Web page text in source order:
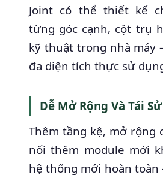
Joint có thể thiết kế
từng góc cạnh, cột trụ
kỹ thuật trong nhà
đa diện tích thực sử
Dễ Mở Rộng Và Tái
Thêm tầng kệ, mở rộng
nối thêm module mới
hệ thống mới hoàn